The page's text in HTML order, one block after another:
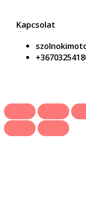
Kapcsolat